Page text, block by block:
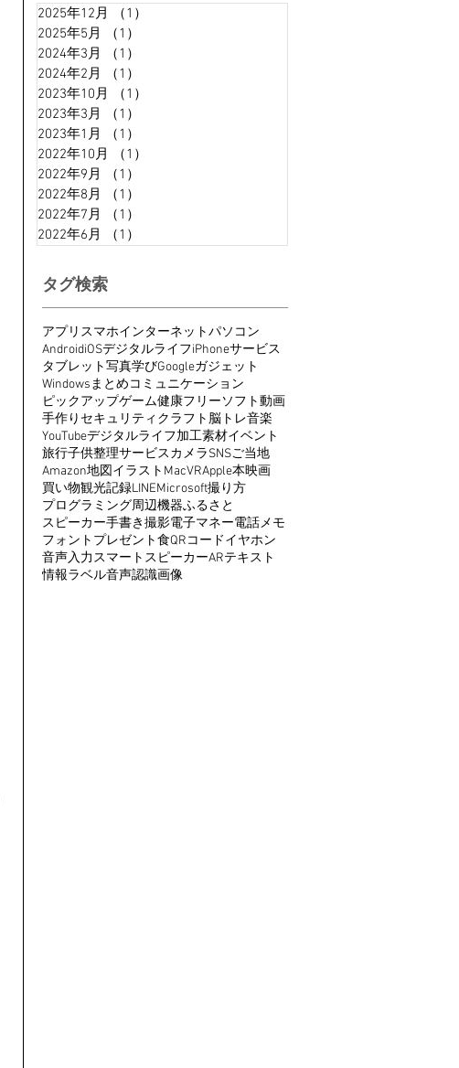
2025年12月 （1）
2025年5月
（1）
2024年3月
（1）
2024年2月
（1）
2023年10月
（1）
2023年3月
（1）
2023年1月
（1）
2022年10月
（1）
2022年9月
（1）
2022年8月
（1）
2022年7月
（1）
2022年6月
（1）
タグ検索
アプリ スマホインターネットパソコン
AndroidiOSデジタルライフiPhoneサービス
タブレット写真学びGoogleガジェット
Windowsまとめコミュニケーション
ピックアップゲーム健康フリーソフト動画
手作り セキュリティ クラフト脳トレ音楽
YouTubeデジタルライフ加工素材イベント
旅行子供整理サービスカメラSNSご当地
Amazon地図イラスト MacVRApple本映画
買い物観光記録LINEMicrosoft撮り方
プログラミング周辺機器ふるさと
スピーカー手書き撮影電子マネー電話メモ
フォント プレゼント食QRコードイヤホン
音声入力スマートスピーカーARテキスト
情報ラベル音声認識画像